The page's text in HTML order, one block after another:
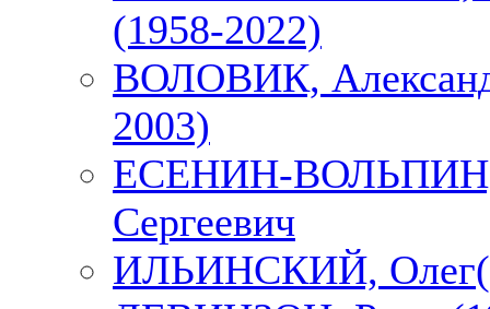
(1958-2022)
ВОЛОВИК,
2003)
ЕСЕНИН-ВОЛЬПИН,
Сергеевич
ИЛЬИНСКИЙ,